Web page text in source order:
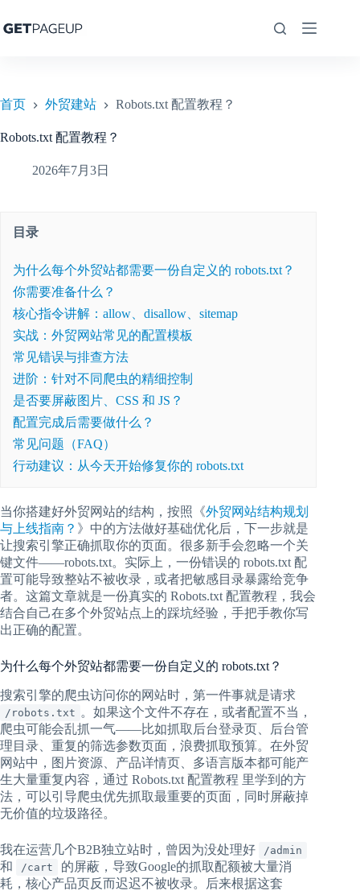
至
首页 外贸建站 Robots.txt 配置教程？
Robots.txt 配置教程？
2026年7月3日
目录
为什么每个外贸站都需要一份自定义的 robots.txt？
你需要准备什么？
核心指令讲解：allow、disallow、sitemap
实战：外贸网站常见的配置模板
常见错误与排查方法
进阶：针对不同爬虫的精细控制
是否要屏蔽图片、CSS 和 JS？
配置完成后需要做什么？
常见问题（FAQ）
行动建议：从今天开始修复你的 robots.txt
当你搭建好外贸网站的结构，按照《外贸网站结构规划
与上线指南？ 》中的方法做好基础优化后，下一步就是
让搜索引擎正确抓取你的页面。很多新手会忽略一个关
键文件——robots.txt。实际上，一份错误的 robots.txt 配
置可能导致整站不被收录，或者把敏感目录暴露给竞争
者。这篇文章就是一份真实的 Robots.txt 配置教程，我会
结合自己在多个外贸站点上的踩坑经验，手把手教你写
出正确的配置。
为什么每个外贸站都需要一份自定义的 robots.txt？
搜索引擎的爬虫访问你的网站时，第一件事就是请求
/robots.txt 。如果这个文件不存在，或者配置不当，
爬虫可能会乱抓一气——比如抓取后台登录页、后台管
理目录、重复的筛选参数页面，浪费抓取预算。在外贸
网站中，图片资源、产品详情页、多语言版本都可能产
生大量重复内容，通过 Robots.txt 配置教程 里学到的方
法，可以引导爬虫优先抓取最重要的页面，同时屏蔽掉
无价值的垃圾路径。
我在运营几个B2B独立站时，曾因为没处理好 /admin
和 /cart
的屏蔽，导致Google的抓取配额被大量消
耗，核心产品页反而迟迟不被收录。后来根据这套